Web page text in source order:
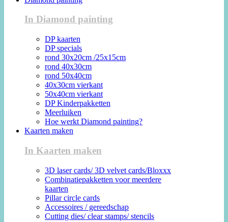
In Diamond painting
DP kaarten
DP specials
rond 30x20cm /25x15cm
rond 40x30cm
rond 50x40cm
40x30cm vierkant
50x40cm vierkant
DP Kinderpakketten
Meerluiken
Hoe werkt Diamond painting?
Kaarten maken
In Kaarten maken
3D laser cards/ 3D velvet cards/Bloxxx
Combinatiepakketten voor meerdere
kaarten
Pillar circle cards
Accessoires / gereedschap
Cutting dies/ clear stamps/ stencils